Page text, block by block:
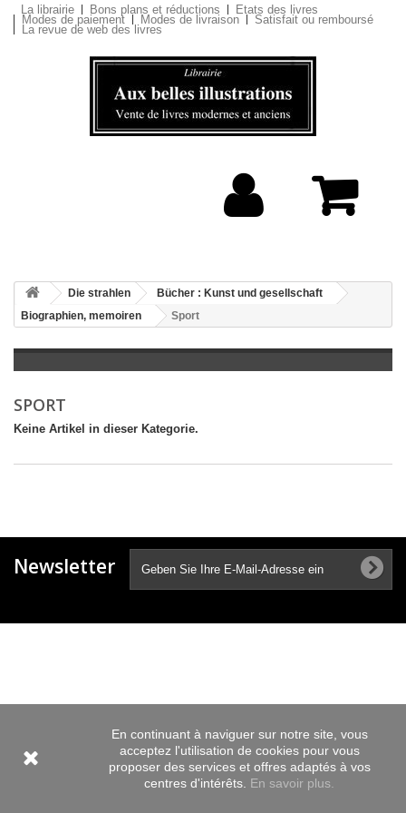
La librairie Bons plans et réductions Etats des livres
Modes de paiement Modes de livraison Satisfait ou remboursé
La revue de web des livres
Die strahlen
Bücher : Kunst und gesellschaft
Biographien, memoiren
Sport
SPORT
Keine Artikel in dieser Kategorie.
Newsletter
En continuant à naviguer sur notre site, vous
acceptez l'utilisation de cookies pour vous
proposer des services et offres adaptés à vos
centres d'intérêts. En savoir plus.